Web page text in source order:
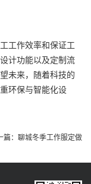
工作效率和保证工
计功能以及定制流
未来，随着科技的
环保与智能化设
： 聊城冬季工作服定做